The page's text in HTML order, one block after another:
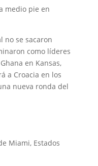
medio pie en
no se sacaron
como líderes
en Kansas,
a Croacia en los
nueva ronda del
Miami, Estados